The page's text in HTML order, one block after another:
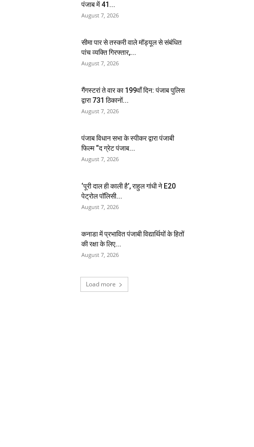
पंजाब में 41...
August 7, 2026
सीमा पार से तस्करी वाले मॉड्यूल से संबंधित
पांच व्यक्ति गिरफ्तार,...
August 7, 2026
गैंगस्टरां ते वार का 199वाँ दिन: पंजाब पुलिस
द्वारा 731 ठिकानों...
August 7, 2026
पंजाब विधान सभा के स्पीकर द्वारा पंजाबी
फिल्म “द ग्रेट पंजाब...
August 7, 2026
‘पूरी दाल ही काली है’, राहुल गांधी ने E20
पेट्रोल पॉलिसी...
August 7, 2026
कनाडा में प्रभावित पंजाबी विद्यार्थियों के हितों
की रक्षा के लिए...
August 7, 2026
Load more